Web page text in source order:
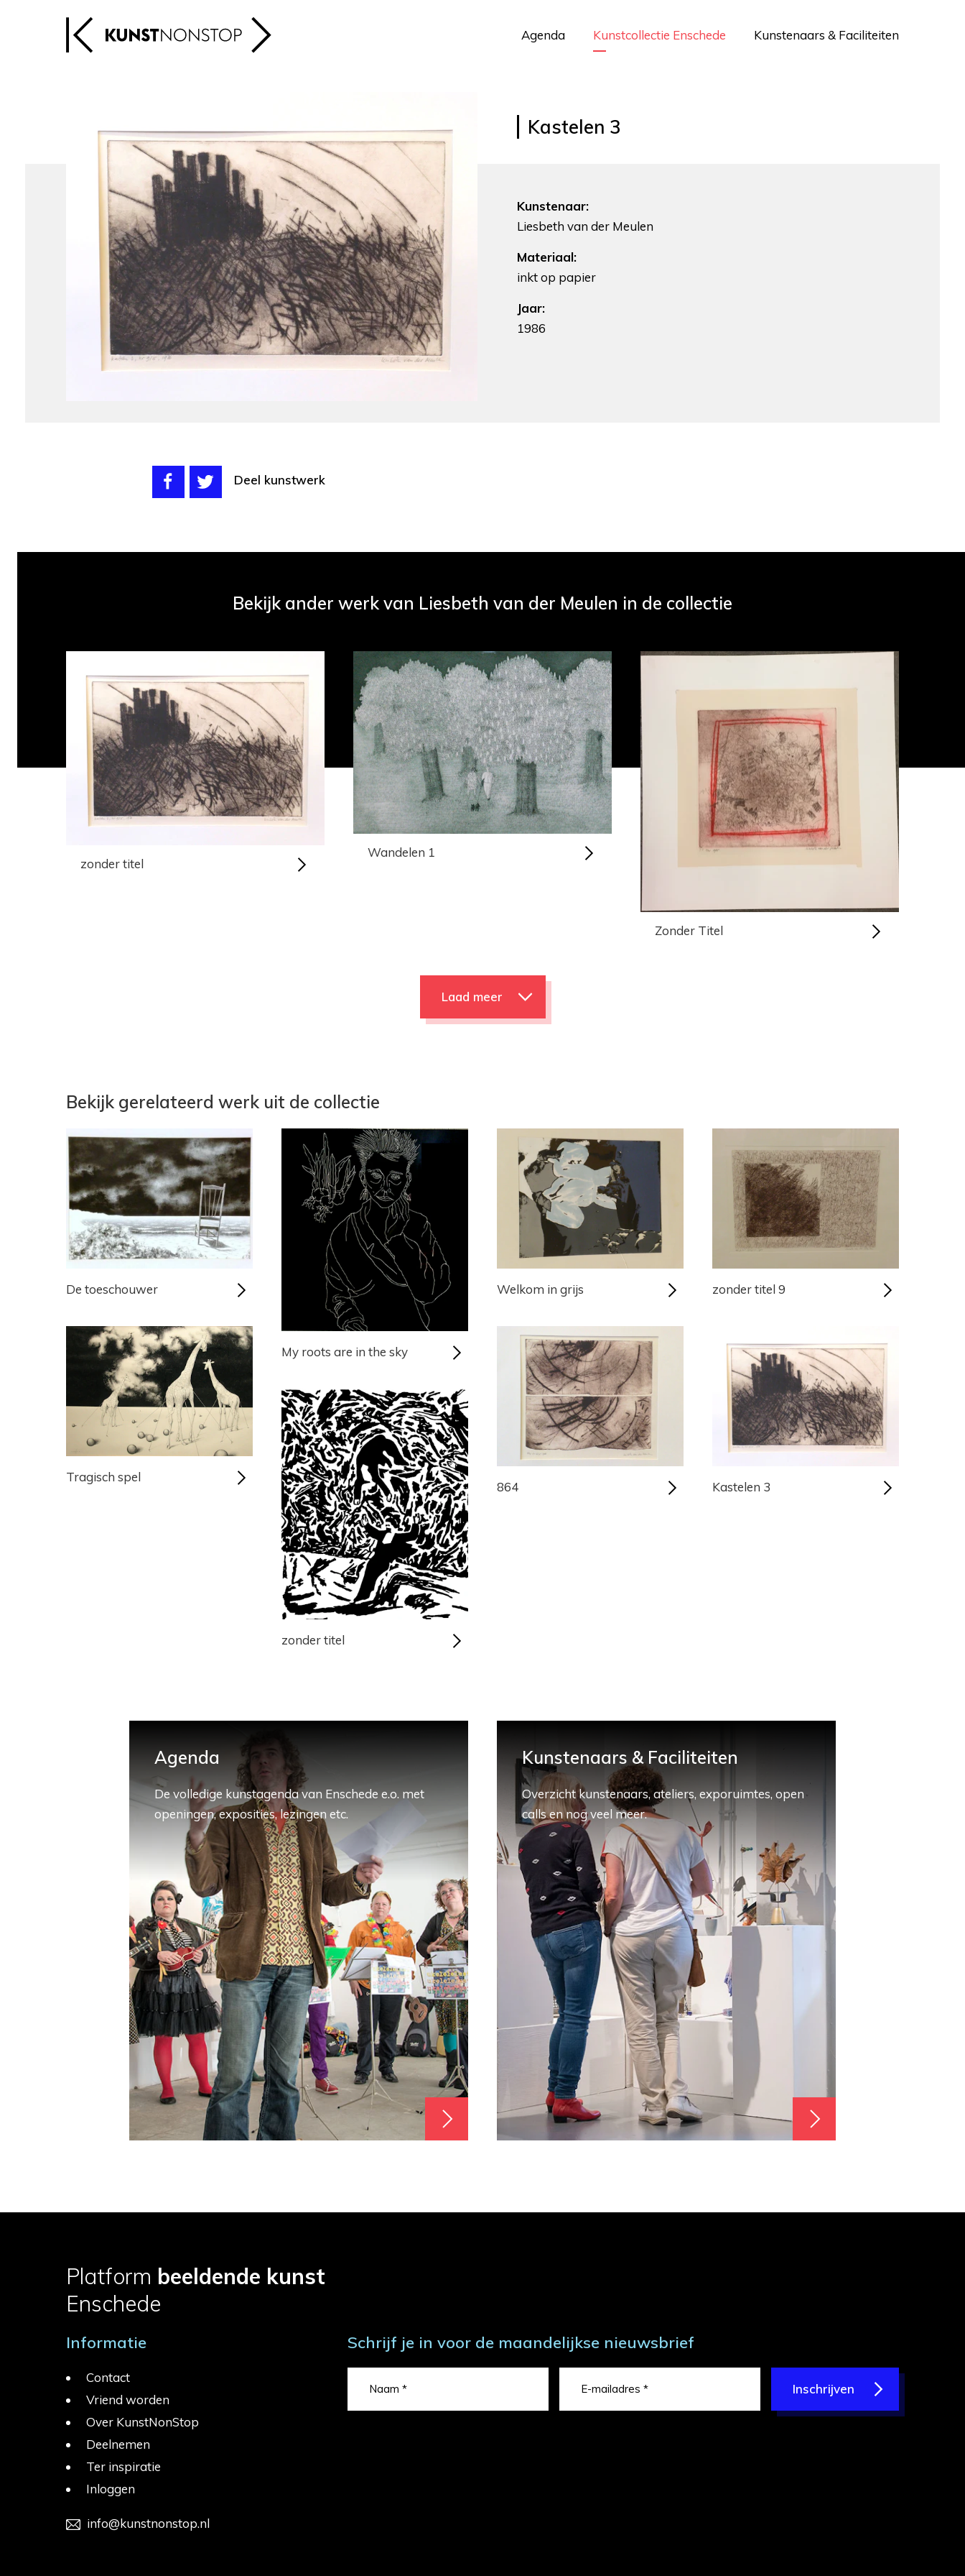
Agenda Kunstcollectie Enschede Kunstenaars & Faciliteiten
Kastelen 3
Kunstenaar:
Liesbeth van der Meulen
Materiaal:
inkt op papier
Jaar:
1986
Deel kunstwerk
Bekijk ander werk van Liesbeth van der Meulen in de collectie
zonder titel
Wandelen 1
Zonder Titel
Laad meer
Bekijk gerelateerd werk uit de collectie
De toeschouwer
My roots are in the sky
Welkom in grijs zonder titel 9
Tragisch spel
zonder titel
864 Kastelen 3
Agenda
De volledige kunstagenda van Enschede e.o. met
openingen, exposities, lezingen etc.
Kunstenaars & Faciliteiten
Overzicht kunstenaars, ateliers, exporuimtes, open
calls en nog veel meer.
Platform beeldende kunst
Enschede
Informatie
Contact
Vriend worden
Over KunstNonStop
Deelnemen
Ter inspiratie
Inloggen
info@kunstnonstop.nl
Schrijf je in voor de maandelijkse nieuwsbrief
Inschrijven